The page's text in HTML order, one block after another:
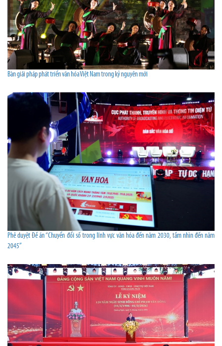
Bàn giải pháp phát triển văn hóa Việt Nam trong kỷ nguyên mới
Phê duyệt Đề án “Chuyển đổi số trong lĩnh vực văn hóa đến năm 2030, tầm nhìn đến năm
2045”